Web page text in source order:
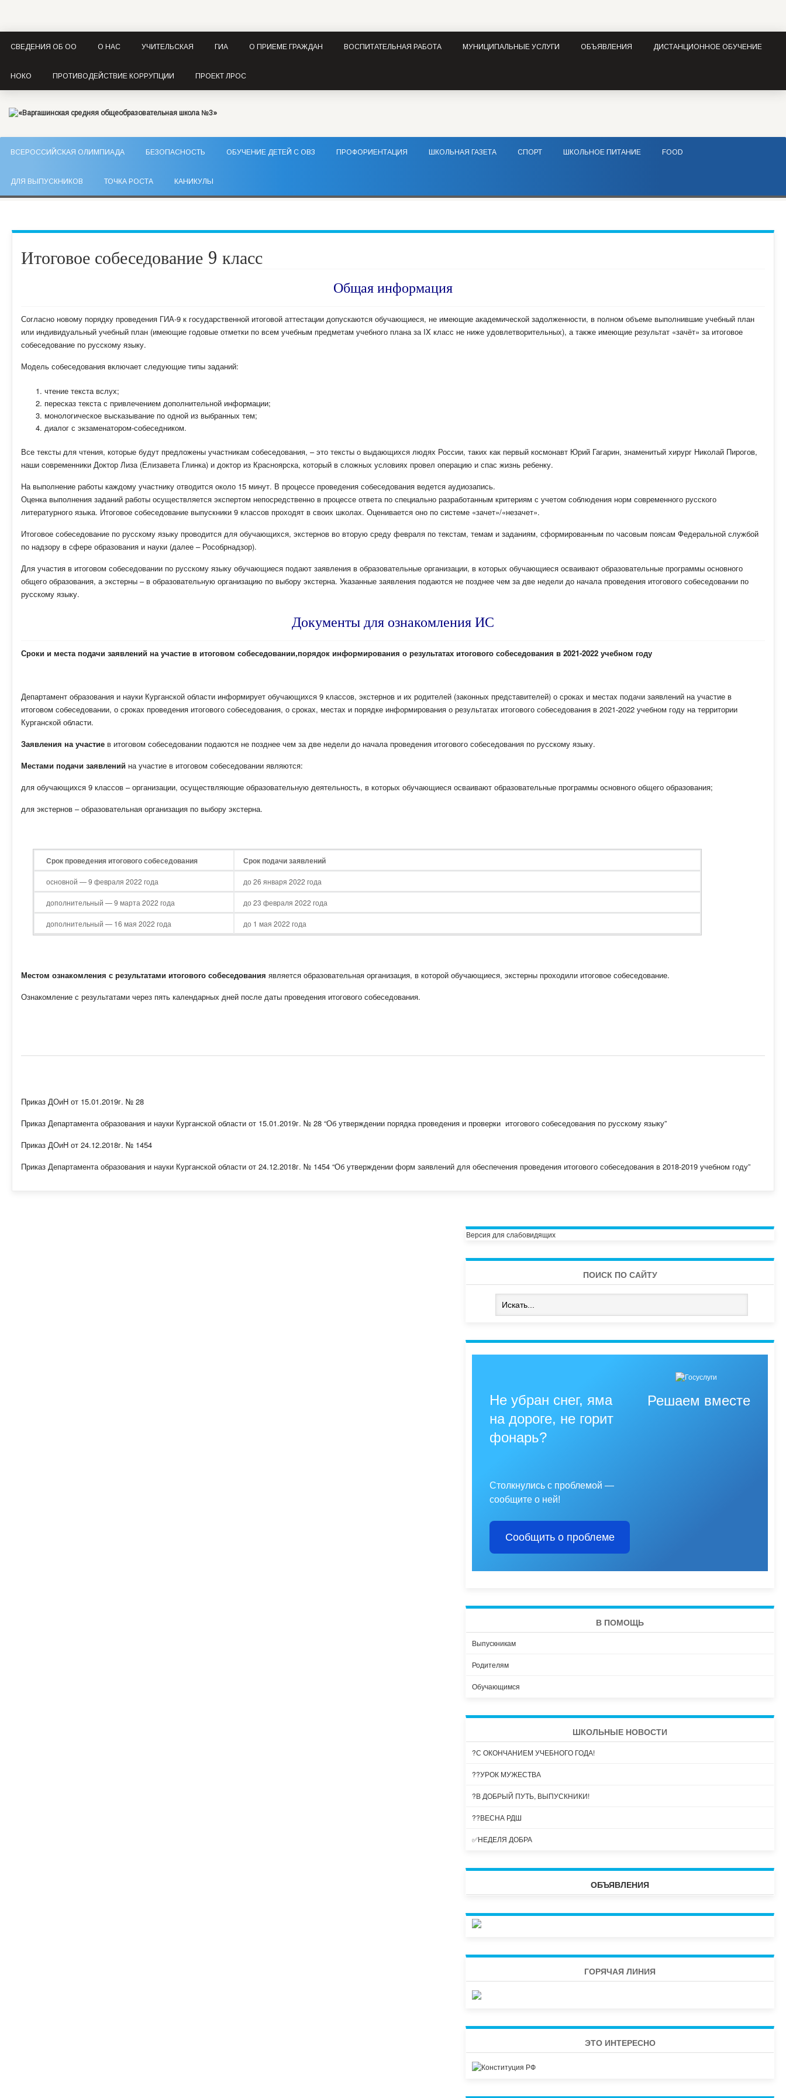
СВЕДЕНИЯ ОБ ОО О НАС УЧИТЕЛЬСКАЯ ГИА О ПРИЕМЕ ГРАЖДАН ВОСПИТАТЕЛЬНАЯ РАБОТА МУНИЦИПАЛЬНЫЕ УСЛУГИ ОБЪЯВЛЕНИЯ ДИСТАНЦИОННОЕ ОБУЧЕНИЕ
НОКО ПРОТИВОДЕЙСТВИЕ КОРРУПЦИИ ПРОЕКТ ЛРОС
ВСЕРОССИЙСКАЯ ОЛИМПИАДА БЕЗОПАСНОСТЬ ОБУЧЕНИЕ ДЕТЕЙ С ОВЗ ПРОФОРИЕНТАЦИЯ ШКОЛЬНАЯ ГАЗЕТА СПОРТ ШКОЛЬНОЕ ПИТАНИЕ FOOD
ДЛЯ ВЫПУСКНИКОВ ТОЧКА РОСТА КАНИКУЛЫ
Итоговое собеседование 9 класс
Общая информация
Согласно новому порядку проведения ГИА-9 к государственной итоговой аттестации допускаются обучающиеся, не имеющие академической задолженности, в полном объеме выполнившие учебный план
или индивидуальный учебный план (имеющие годовые отметки по всем учебным предметам учебного плана за IX класс не ниже удовлетворительных), а также имеющие результат «зачёт» за итоговое
собеседование по русскому языку.
Модель собеседования включает следующие типы заданий:
чтение текста вслух;
пересказ текста с привлечением дополнительной информации;
монологическое высказывание по одной из выбранных тем;
диалог с экзаменатором-собеседником.
Все тексты для чтения, которые будут предложены участникам собеседования, – это тексты о выдающихся людях России, таких как первый космонавт Юрий Гагарин, знаменитый хирург Николай Пирогов,
наши современники Доктор Лиза (Елизавета Глинка) и доктор из Красноярска, который в сложных условиях провел операцию и спас жизнь ребенку.
На выполнение работы каждому участнику отводится около 15 минут. В процессе проведения собеседования ведется аудиозапись.
Оценка выполнения заданий работы осуществляется экспертом непосредственно в процессе ответа по специально разработанным критериям с учетом соблюдения норм современного русского
литературного языка. Итоговое собеседование выпускники 9 классов проходят в своих школах. Оценивается оно по системе «зачет»/«незачет».
Итоговое собеседование по русскому языку проводится для обучающихся, экстернов во вторую среду февраля по текстам, темам и заданиям, сформированным по часовым поясам Федеральной службой
по надзору в сфере образования и науки (далее – Рособрнадзор).
Для участия в итоговом собеседовании по русскому языку обучающиеся подают заявления в образовательные организации, в которых обучающиеся осваивают образовательные программы основного
общего образования, а экстерны – в образовательную организацию по выбору экстерна. Указанные заявления подаются не позднее чем за две недели до начала проведения итогового собеседовании по
русскому языку.
Документы для ознакомления ИС
Сроки и места подачи заявлений на участие в итоговом собеседовании,порядок информирования о результатах итогового собеседования в 2021-2022 учебном году
Департамент образования и науки Курганской области информирует обучающихся 9 классов, экстернов и их родителей (законных представителей) о сроках и местах подачи заявлений на участие в
итоговом собеседовании, о сроках проведения итогового собеседования, о сроках, местах и порядке информирования о результатах итогового собеседования в 2021-2022 учебном году на территории
Курганской области.
Заявления на участие в итоговом собеседовании подаются не позднее чем за две недели до начала проведения итогового собеседования по русскому языку.
Местами подачи заявлений на участие в итоговом собеседовании являются:
для обучающихся 9 классов – организации, осуществляющие образовательную деятельность, в которых обучающиеся осваивают образовательные программы основного общего образования;
для экстернов – образовательная организация по выбору экстерна.
Срок проведения итогового собеседования Срокподачи заявлений
основной — 9 февраля 2022 года до 26 января 2022 года
дополнительный — 9 марта 2022 года до 23 февраля 2022 года
дополнительный — 16 мая 2022 года до 1 мая 2022 года
Местом ознакомления с результатами итогового собеседования является образовательная организация, в которой обучающиеся, экстерны проходили итоговое собеседование.
Ознакомление с результатами через пять календарных дней после даты проведения итогового собеседования.
Приказ ДОиН от 15.01.2019г. № 28
Приказ Департамента образования и науки Курганской области от 15.01.2019г. № 28 “Об утверждении порядка проведения и проверки итогового собеседования по русскому языку”
Приказ ДОиН от 24.12.2018г. № 1454
Приказ Департамента образования и науки Курганской области от 24.12.2018г. № 1454 “Об утверждении форм заявлений для обеспечения проведения итогового собеседования в 2018-2019 учебном году”
Версия для слабовидящих
ПОИСК ПО САЙТУ
Решаем вместе
Не убран снег, яма
на дороге, не горит
фонарь?
Столкнулись с проблемой —
сообщите о ней!
Сообщить о проблеме
В ПОМОЩЬ
Выпускникам
Родителям
Обучающимся
ШКОЛЬНЫЕ НОВОСТИ
?С ОКОНЧАНИЕМ УЧЕБНОГО ГОДА!
??УРОК МУЖЕСТВА
?В ДОБРЫЙ ПУТЬ, ВЫПУСКНИКИ!
??ВЕСНА РДШ
✅НЕДЕЛЯ ДОБРА
ОБЪЯВЛЕНИЯ
ГОРЯЧАЯ ЛИНИЯ
ЭТО ИНТЕРЕСНО